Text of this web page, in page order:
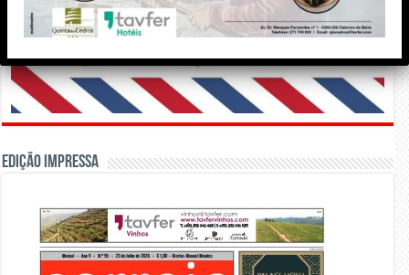
Edição Impressa